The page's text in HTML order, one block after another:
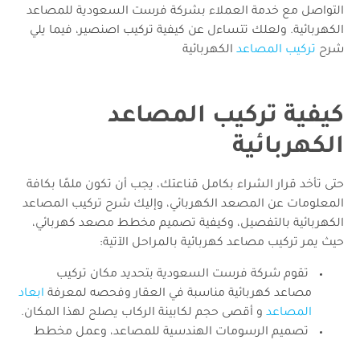
التواصل مع خدمة العملاء بشركة فرست السعودية للمصاعد
الكهربائية. ولعلك تتساءل عن كيفية تركيب اصنصير، فيما يلي
شرح تركيب المصاعد الكهربائية
كيفية تركيب المصاعد
الكهربائية
حتى تأخد قرار الشراء بكامل قناعتك، يجب أن تكون ملمًا بكافة
المعلومات عن المصعد الكهربائي، وإليك شرح تركيب المصاعد
الكهربائية بالتفصيل، وكيفية تصميم مخطط مصعد كهربائي،
حيث يمر تركيب مصاعد كهربائية بالمراحل الآتية:
تقوم شركة فرست السعودية بتحديد مكان تركيب
مصاعد كهربائية مناسبة في العقار وفحصه لمعرفة ابعاد
المصاعد و أقصى حجم لكابينة الركاب يصلح لهذا المكان.
تصميم الرسومات الهندسية للمصاعد، وعمل مخطط